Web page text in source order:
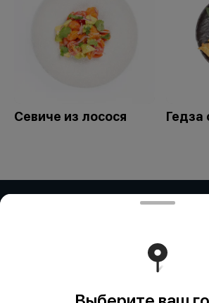
Севиче из лосося Гедза
ИП Дубинина / ИП Збирун /
БИН:871015450730 ИП ART COR -
Работает на эффективном ядре